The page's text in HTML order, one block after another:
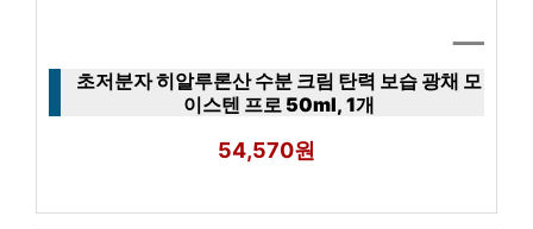
초저분자 히알루론산 수분 크림 탄력 보습 광채 모
이스텐 프로 50ml, 1개
54,570원